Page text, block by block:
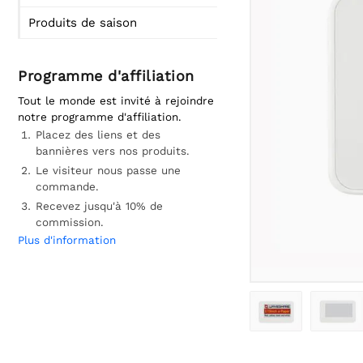
Produits de saison
Programme d'affiliation
Tout le monde est invité à rejoindre
notre programme d'affiliation.
Placez des liens et des
bannières vers nos produits.
Le visiteur nous passe une
commande.
Recevez jusqu'à 10% de
commission.
Plus d'information